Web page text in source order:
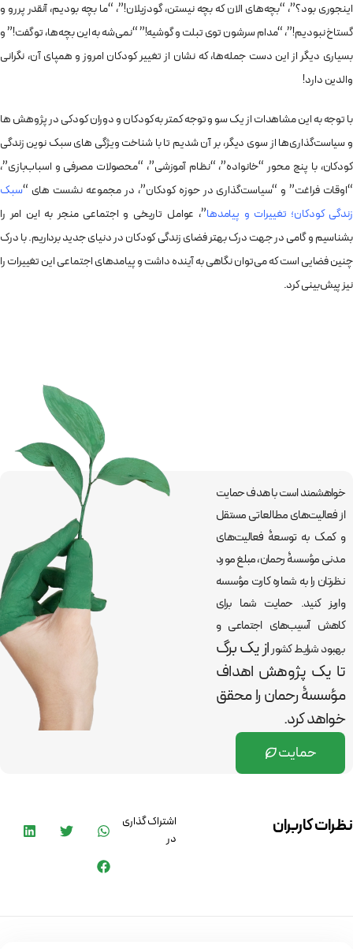
اینجوری بود؟”، “بچه‌های الان که بچه نیستن، گودزیلان!”، “ما بچه بودیم، آنقدر پررو و
گستاخ نبودیم!”، “مدام سرشون توی تبلت و گوشیه!” “نمی‌شه به این بچه‌ها، تو گفت!” و
بسیاری دیگر از این دست جمله‌ها، که نشان از تغییر کودکان امروز و همپای آن، نگرانی
والدین دارد!
با توجه به این مشاهدات از یک سو و توجه کمتر به کودکان و دوران کودکی در پژوهش ها
و سیاست‌گذاری‌ها از سوی دیگر، بر آن شدیم تا با شناخت ویژگی های سبک نوین زندگی
کودکان، با پنج محور “خانواده”، “نظام آموزشی”، “محصولات مصرفی و اسباب‌بازی”،
“اوقات فراغت” و “سیاست‌گذاری در حوزه کودکان”، در مجموعه نشست های “سبک
زندگی کودکان؛ تغییرات و پیامدها”، عوامل تاریخی و اجتماعی منجر به این امر را
بشناسیم و گامی در جهت درک بهتر فضای زندگی کودکان در دنیای جدید برداریم. با درک
چنین فضایی است که می‌توان نگاهی به آینده داشت و پیامدهای اجتماعی این تغییرات را
نیز پیش‌بینی کرد.
خواهشمند است با هدف حمایت
از فعالیت‌های مطالعاتی مستقل
و کمک به توسعۀ فعالیت‌های
مدنی مؤسسۀ رحمان، مبلغ مورد
نظرتان را به شماره کارت مؤسسه
واریز کنید. حمایت شما برای
کاهش آسیب‌های اجتماعی و
بهبود شرایط کشوراز یک برگ
تا یک پژوهش اهداف
مؤسسۀ رحمان رامحقق
خواهد کرد.
حمایت
نظرات کاربران
اشتراک گذاری
در